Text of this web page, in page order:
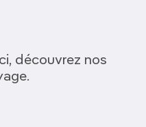
découvrez nos